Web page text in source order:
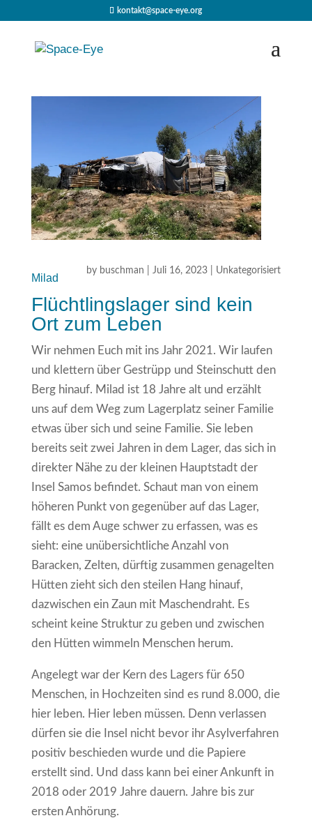
kontakt@space-eye.org
Milad
by buschman |Juli 16, 2023 Unkategorisiert
Flüchtlingslager sind kein
Ort zum Leben
Wir nehmen Euch mit ins Jahr 2021. Wir laufen
und klettern über Gestrüpp und Steinschutt den
Berg hinauf. Milad ist 18 Jahre alt und erzählt
uns auf dem Weg zum Lagerplatz seiner Familie
etwas über sich und seine Familie. Sie leben
bereits seit zwei Jahren in dem Lager, das sich in
direkter Nähe zu der kleinen Hauptstadt der
Insel Samos befindet. Schaut man von einem
höheren Punkt von gegenüber auf das Lager,
fällt es dem Auge schwer zu erfassen, was es
sieht: eine unübersichtliche Anzahl von
Baracken, Zelten, dürftig zusammen genagelten
Hütten zieht sich den steilen Hang hinauf,
dazwischen ein Zaun mit Maschendraht. Es
scheint keine Struktur zu geben und zwischen
den Hütten wimmeln Menschen herum.
Angelegt war der Kern des Lagers für 650
Menschen, in Hochzeiten sind es rund 8.000, die
hier leben. Hier leben müssen. Denn verlassen
dürfen sie die Insel nicht bevor ihr Asylverfahren
positiv beschieden wurde und die Papiere
erstellt sind. Und dass kann bei einer Ankunft in
2018 oder 2019 Jahre dauern. Jahre bis zur
ersten Anhörung.